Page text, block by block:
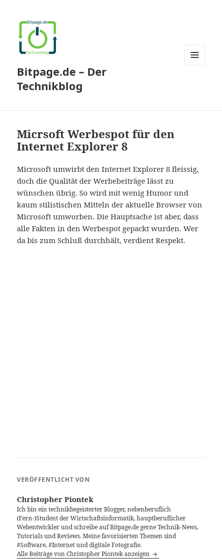
Bitpage.de – Der
Technikblog
Micrsoft Werbespot für den
Internet Explorer 8
Microsoft umwirbt den Internet Explorer 8 fleissig,
doch die Qualität der Werbebeiträge lässt zu
wünschen übrig. So wird mit wenig Humor und
kaum stilistischen Mitteln der aktuelle Browser von
Microsoft umworben. Die Hauptsache ist aber, dass
alle Fakten in den Werbespot gepackt wurden. Wer
da bis zum Schluß durchhält, verdient Respekt.
VERÖFFENTLICHT VON
Christopher Piontek
Ich bin ein technikbegeisterter Blogger, nebenberuflich
(Fern-)Student der Wirtschaftsinformatik, hauptberuflicher
Webentwickler und schreibe auf Bitpage.de gerne Technik-News,
Tutorials und Reviews. Meine favorisierten Themen sind
#Software, #Internet und digitale Fotografie.
Alle Beiträge von Christopher Piontek anzeigen